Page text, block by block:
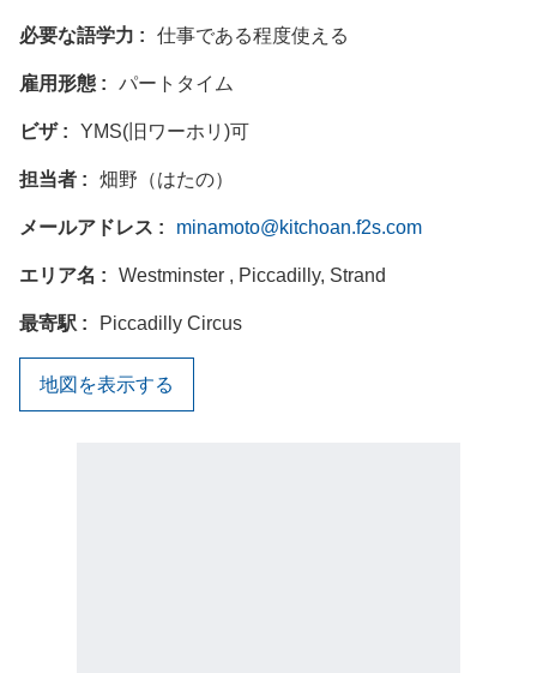
必要な語学力 仕事である程度使える
雇用形態 パートタイム
ビザ YMS(旧ワーホリ)可
担当者 畑野（はたの）
メールアドレス minamoto@kitchoan.f2s.com
エリア名 Westminster , Piccadilly, Strand
最寄駅 Piccadilly Circus
地図を表示する